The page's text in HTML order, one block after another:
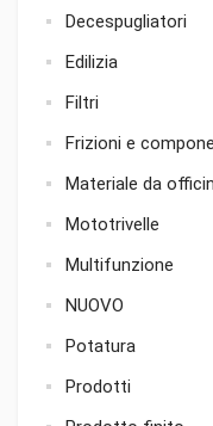
Decespugliatori
Edilizia
Filtri
Frizioni e
Materiale da
Mototrivelle
Multifunzione
NUOVO
Potatura
Prodotti